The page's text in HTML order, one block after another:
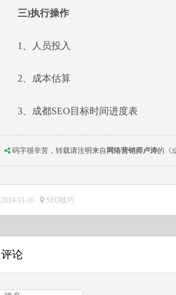
三)执行操作
1、人员投入
2、成本估算
3、成都SEO目标时间进度表
码字很辛苦，转载请注明来自 网络营销师卢涛的
2014-11-16 SEO技巧
评论